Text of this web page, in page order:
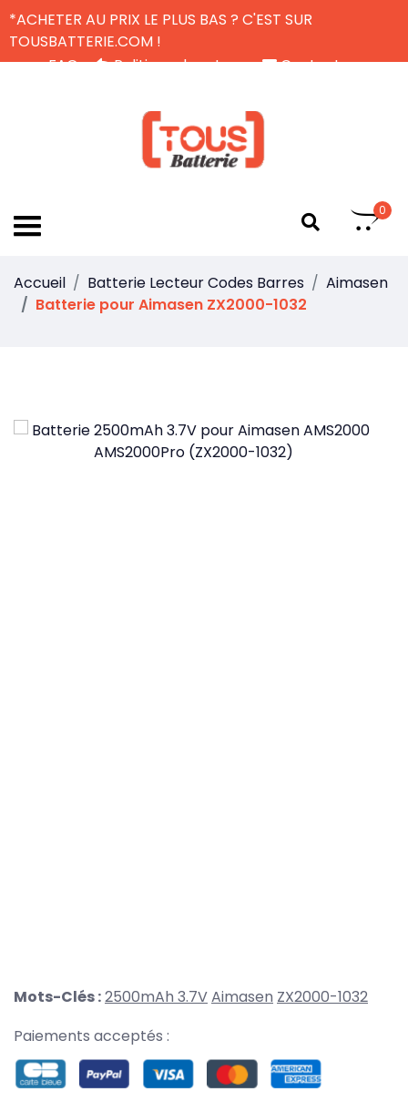
*ACHETER AU PRIX LE PLUS BAS ? C'EST SUR
TOUSBATTERIE.COM !
FAQ
Politique de retour
Contactez-nous
0
Accueil Batterie Lecteur Codes Barres
Aimasen
Batterie pour Aimasen ZX2000-1032
Mots-Clés :2500mAh 3.7VAimasen ZX2000-1032
Paiements acceptés :